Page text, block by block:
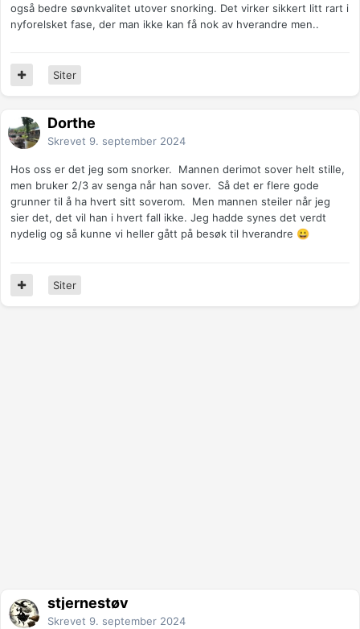
også bedre søvnkvalitet utover snorking. Det virker sikkert litt rart i
nyforelsket fase, der man ikke kan få nok av hverandre men..
Siter
Dorthe
Skrevet 9. september 2024
Hos oss er det jeg som snorker. Mannen derimot sover helt stille,
men bruker 2/3 av senga når han sover. Så det er flere gode
grunner til å ha hvert sitt soverom. Men mannen steiler når jeg
sier det, det vil han i hvert fall ikke. Jeg hadde synes det verdt
nydelig og så kunne vi heller gått på besøk til hverandre 😀
Siter
stjernestøv
Skrevet 9. september 2024